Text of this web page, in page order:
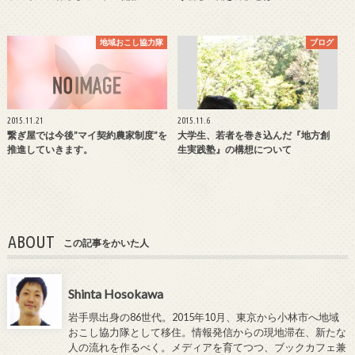
地域おこし協力隊
2015.11.21
繋ぎ屋では今後”マイ契約農家制度”を
推進していきます。
ブログ
2015.11.6
大学生、若者を巻き込んだ『地方創
生実践塾』の構想について
ABOUT この記事をかいた人
Shinta Hosokawa
岩手県出身の86世代。2015年10月、東京から小林市へ地域
おこし協力隊として移住。情報発信からの現地滞在、新たな
人の流れを作るべく。メディアを育てつつ、ブックカフェ兼